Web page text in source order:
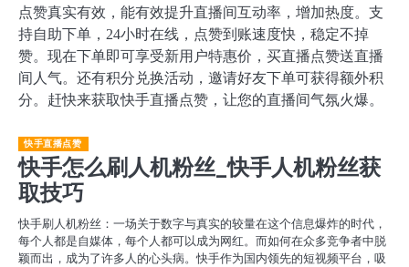
点赞真实有效，能有效提升直播间互动率，增加热度。支
持自助下单，24小时在线，点赞到账速度快，稳定不掉
赞。现在下单即可享受新用户特惠价，买直播点赞送直播
间人气。还有积分兑换活动，邀请好友下单可获得额外积
分。赶快来获取快手直播点赞，让您的直播间气氛火爆。
快手直播点赞
快手怎么刷人机粉丝_快手人机粉丝获
取技巧
快手刷人机粉丝：一场关于数字与真实的较量在这个信息爆炸的时代，
每个人都是自媒体，每个人都可以成为网红。而如何在众多竞争者中脱
颖而出，成为了许多人的心头病。快手作为国内领先的短视频平台，吸